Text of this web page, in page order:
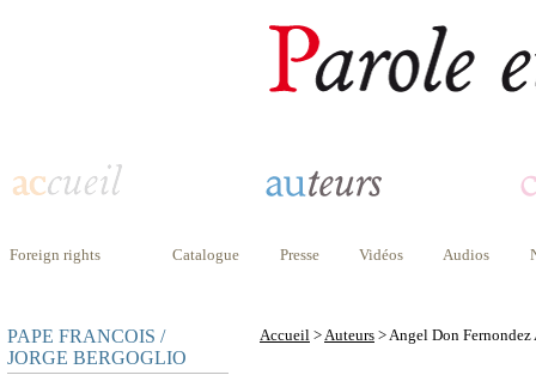
Foreign rights Catalogue Presse Vidéos Audios
PAPE FRANCOIS /
JORGE BERGOGLIO
Accueil >Auteurs > Angel Don Fernondez